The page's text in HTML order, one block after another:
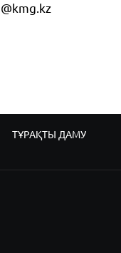
ТҰРАҚТЫ ДАМУ